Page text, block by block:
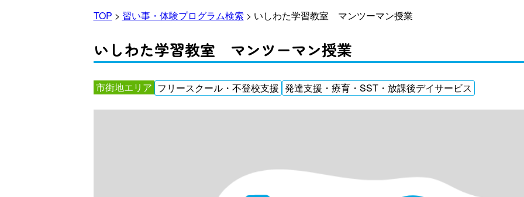
TOP > 習い事・体験プログラム検索 > いしわた学習教室 マンツーマン授業
いしわた学習教室 マンツーマン授業
市街地エリア フリースクール・不登校支援 発達支援・療育・SST・放課後デイサービス